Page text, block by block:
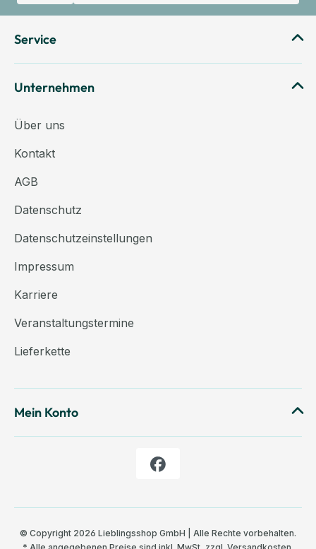
Service
Unternehmen
Über uns
Kontakt
AGB
Datenschutz
Datenschutzeinstellungen
Impressum
Karriere
Veranstaltungstermine
Lieferkette
Mein Konto
© Copyright 2026 Lieblingsshop GmbH | Alle Rechte vorbehalten.